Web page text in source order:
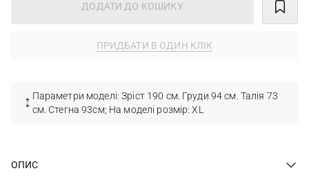
ДОДАТИ ДО КОШИКУ
ПРИДБАТИ В ОДИН КЛІК
Параметри моделі: Зріст 190 см. Груди 94 см. Талія 73
см. Стегна 93см; На моделі розмір: XL
ОПИС